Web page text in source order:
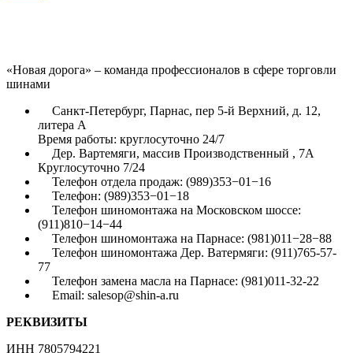
«Новая дорога» – команда профессионалов в сфере торговли
шинами
Санкт-Петербург, Парнас, пер 5-й Верхний, д. 12,
литера А
Время работы: круглосуточно 24/7
Дер. Вартемяги, массив Производственный , 7А
Круглосуточно 7/24
Телефон отдела продаж: (989)353−01−16
Телефон: (989)353−01−18
Телефон шиномонтажа на Московском шоссе:
(911)810−14−44
Телефон шиномонтажа на Парнасе: (981)011−28−88
Телефон шиномонтажа Дер. Ватермяги: (911)765-57-
77
Телефон замена масла на Парнасе: (981)011-32-22
Email: salesop@shin-a.ru
РЕКВИЗИТЫ
ИНН 7805794221